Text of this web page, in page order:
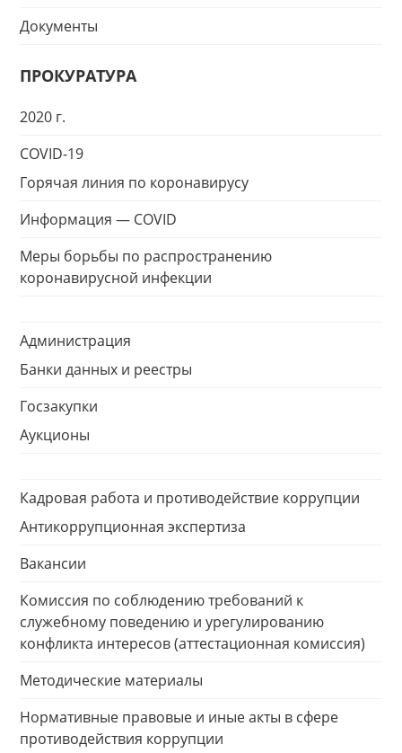
Документы
ПРОКУРАТУРА
2020 г.
COVID-19
Горячая линия по коронавирусу
Информация — COVID
Меры борьбы по распространению
коронавирусной инфекции
Администрация
Банки данных и реестры
Госзакупки
Аукционы
Кадровая работа и противодействие коррупции
Антикоррупционная экспертиза
Вакансии
Комиссия по соблюдению требований к
служебному поведению и урегулированию
конфликта интересов (аттестационная комиссия)
Методические материалы
Нормативные правовые и иные акты в сфере
противодействия коррупции